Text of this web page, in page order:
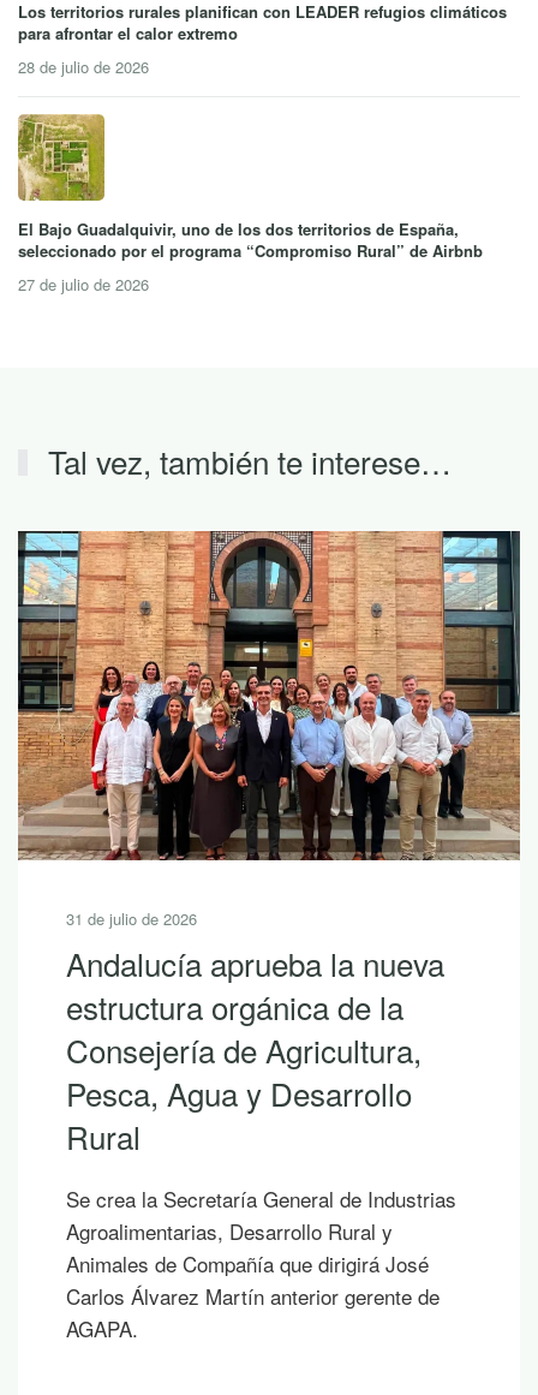
Los territorios rurales planifican con LEADER refugios climáticos
para afrontar el calor extremo
28 de julio de 2026
El Bajo Guadalquivir, uno de los dos territorios de España,
seleccionado por el programa “Compromiso Rural” de Airbnb
27 de julio de 2026
Tal vez, también te interese…
30 de julio de 2026
10 lecturas de verano
descubrir la riqueza de
Andalucía con LEADER
Si hoy es uno de esos días
publicaciones para leer junto al mar,
sombra de un árbol o mientras
un atardecer en la montaña.